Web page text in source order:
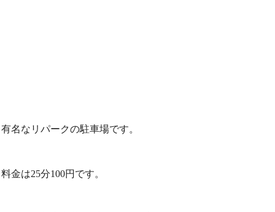
有名なリパークの駐車場です。
料金は25分100円です。